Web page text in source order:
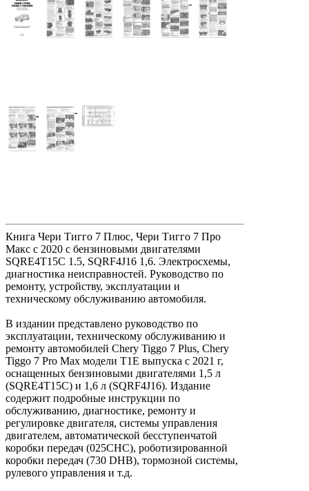
Книга Чери Тигго 7 Плюс, Чери Тигго 7 Про
Макс с 2020 с бензиновыми двигателями
SQRE4T15C 1.5, SQRF4J16 1,6. Электросхемы,
диагностика неисправностей. Руководство по
ремонту, устройству, эксплуатации и
техническому обслуживанию автомобиля.
В издании представлено руководство по
эксплуатации, техническому обслуживанию и
ремонту автомобилей Chery Tiggo 7 Plus, Chery
Tiggo 7 Pro Max модели Т1Е выпуска c 2021 г,
оснащенных бензиновыми двигателями 1,5 л
(SQRE4T15C) и 1,6 л (SQRF4J16). Издание
содержит подробные инструкции по
обслуживанию, диагностике, ремонту и
регулировке двигателя, системы управления
двигателем, автоматической бесступенчатой
коробки передач (025СНС), роботизированной
коробки передач (730 DHB), тормозной системы,
рулевого управления и т.д.